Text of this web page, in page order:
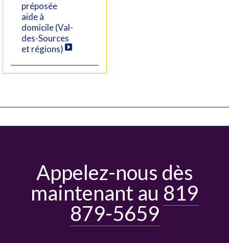
préposée
aide à
domicile (Val-
des-Sources
et régions)
Appelez-nous dès
maintenant au 819
879-5659